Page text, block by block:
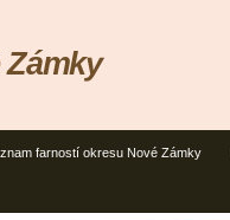
farností okresu Nové Zámky